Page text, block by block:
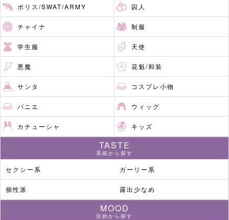
ポリス/SWAT/ARMY 囚人
チャイナ 制服
学生服 天使
悪魔 花魁/和装
サンタ コスプレ小物
パニエ ウィッグ
カチューシャ キッズ
TASTE
系統から探す
セクシー系 ガーリー系
個性派 露出少なめ
MOOD
目的から探す